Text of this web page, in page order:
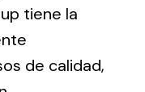
tiene la
de calidad,